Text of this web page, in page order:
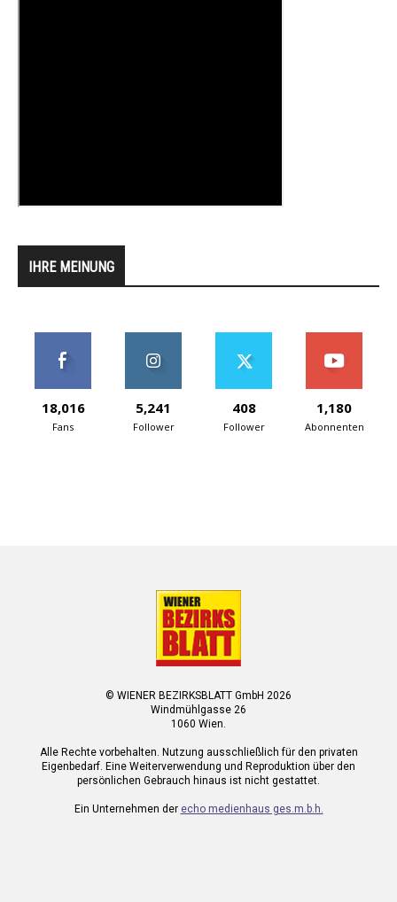
IHRE MEINUNG
18,016
Fans
5,241
Follower
408
Follower
1,180
Abonnenten
© WIENER BEZIRKSBLATT GmbH 2026
Windmühlgasse 26
1060 Wien.
Alle Rechte vorbehalten. Nutzung ausschließlich für den privaten
Eigenbedarf. Eine Weiterverwendung und Reproduktion über den
persönlichen Gebrauch hinaus ist nicht gestattet.
Ein Unternehmen der echo medienhaus ges.m.b.h.